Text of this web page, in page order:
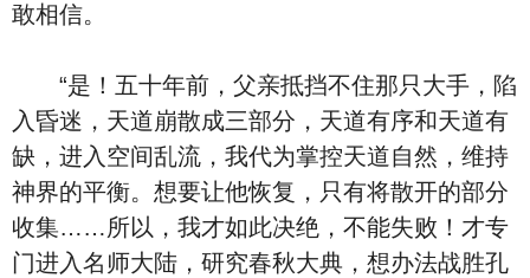
敢相信。
“是！五十年前，父亲抵挡不住那只大手，陷
入昏迷，天道崩散成三部分，天道有序和天道有
缺，进入空间乱流，我代为掌控天道自然，维持
神界的平衡。想要让他恢复，只有将散开的部分
收集……所以，我才如此决绝，不能失败！才专
门进入名师大陆，研究春秋大典，想办法战胜孔